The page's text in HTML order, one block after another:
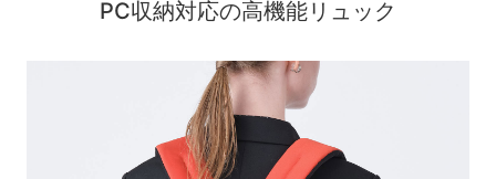
PC収納対応の高機能リュック